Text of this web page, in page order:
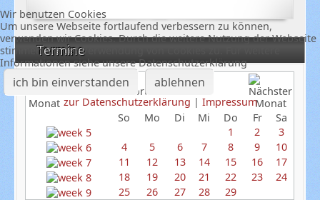
Termine
Februar 2024
So
Mo Di Mi Do Fr
Sa
1
2
3
4
5 6 7 8 9
10
11
12 13 14 15 16
17
18
19 20 21 22 23
24
25
26 27 28 29
Wir benutzen Cookies
Um unsere Webseite fortlaufend verbessern zu können,
verwenden wir Cookies. Durch die weitere Nutzung der Webseite
stimmen Sie der Verwendung von Cookies zu. Für weitere
Informationen siehe unsere Datenschutzerklärung
ich bin einverstanden ablehnen
zur Datenschutzerklärung | Impressum